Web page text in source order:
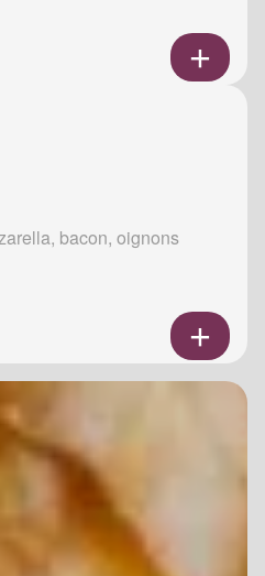
bacon, oignons